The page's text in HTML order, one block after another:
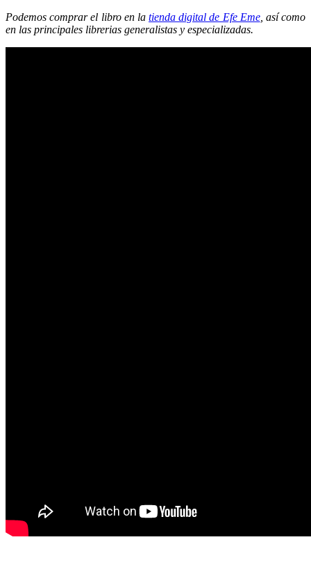
Podemos comprar el libro en la tienda digital de Efe Eme, así como
en las principales librerias generalistas y especializadas.